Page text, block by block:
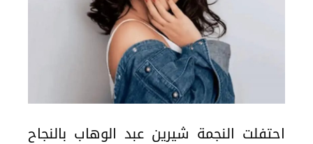
احتفلت النجمة شيرين عبد الوهاب بالنجاح